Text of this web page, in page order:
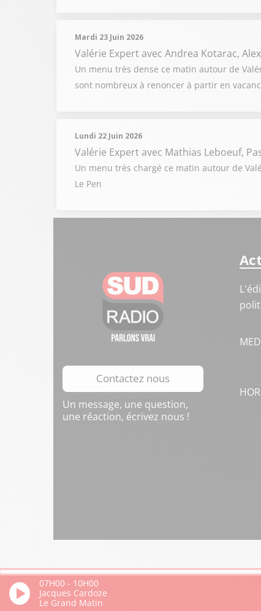
Mardi 23 Juin 2026
Valérie Expertavec Andrea Kotarac,
Un menu très dense ce matin autour de
sont nombreux à renoncer à partir en
Lundi 22 Juin 2026
Valérie Expertavec Mathias Leboeuf,
Un menu très chargé ce matin autour de
Le Pen
Contactez nous
Un message, une question,
une réaction, écrivez nous !
07H00 - 10H00
Jacques Cardoze
Le Grand Matin